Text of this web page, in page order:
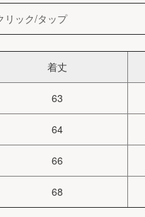
リック/タップ
着丈
63
64
66
68